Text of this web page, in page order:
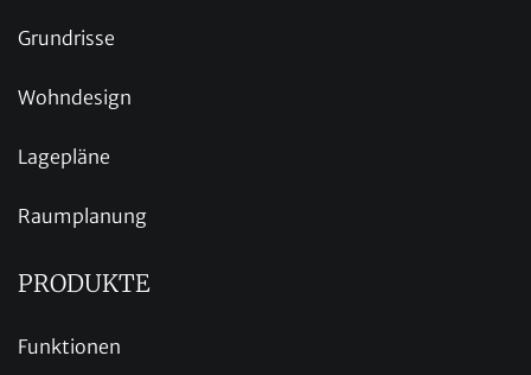
Grundrisse
Wohndesign
Lagepläne
Raumplanung
PRODUKTE
Funktionen